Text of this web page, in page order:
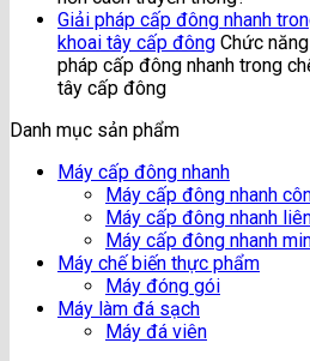
Giải pháp cấp đông nhanh
khoai tây cấp đông Chức
pháp cấp đông nhanh trong
tây cấp đông
Danh mục sản phẩm
Máy cấp đông nhanh
Máy cấp đông nhanh
Máy cấp đông nhanh
Máy cấp đông nhanh
Máy chế biến thực phẩm
Máy đóng gói
Máy làm đá sạch
Máy đá viên